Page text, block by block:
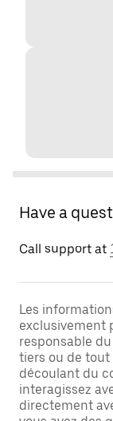
Have a
Call support at
Les
exclusivement
responsable
tiers ou de
découlant du
interagissez
directement